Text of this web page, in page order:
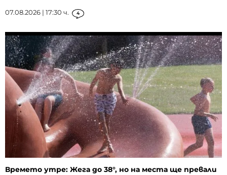
07.08.2026 | 17:30 ч. 4
Времето утре: Жега до 38°, но на места ще превали